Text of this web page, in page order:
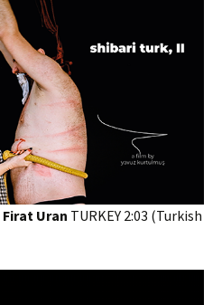
Firat Uran TURKEY 2:03 (Turkish